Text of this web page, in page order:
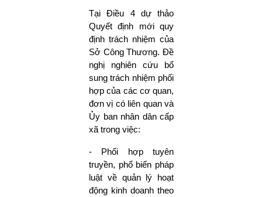
Tại Điều 4 dự thảo
Quyết định mới quy
định trách nhiệm của
Sở Công Thương. Đề
nghị nghiên cứu bổ
sung trách nhiệm phối
hợp của các cơ quan,
đơn vị có liên quan và
Ủy ban nhân dân cấp
xã trong việc:
- Phối hợp tuyên
truyền, phổ biến pháp
luật về quản lý hoạt
động kinh doanh theo